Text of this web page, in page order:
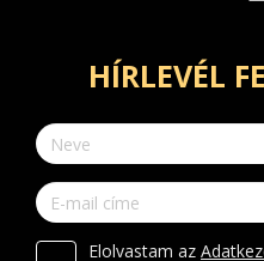
HÍRLEVÉL
Elolvastam az